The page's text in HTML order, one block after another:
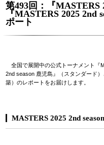
第493回：『MASTERS
『MASTERS 2025 2nd
ポート
全国で展開中の公式トーナメント『
2nd season 鹿児島』（スタンダード
築）のレポートをお届けします。
MASTERS 2025 2nd